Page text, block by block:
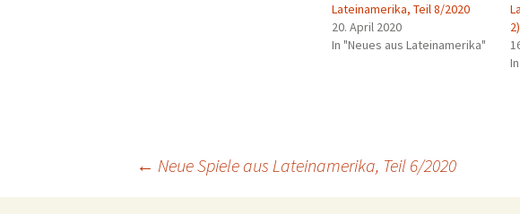
Lateinamerika, Teil 8/2020
20. April 2020
In "Neues aus Lateinamerika"
2)
Beitragsnavigation
← Neue Spiele aus Lateinamerika, Teil 6/2020